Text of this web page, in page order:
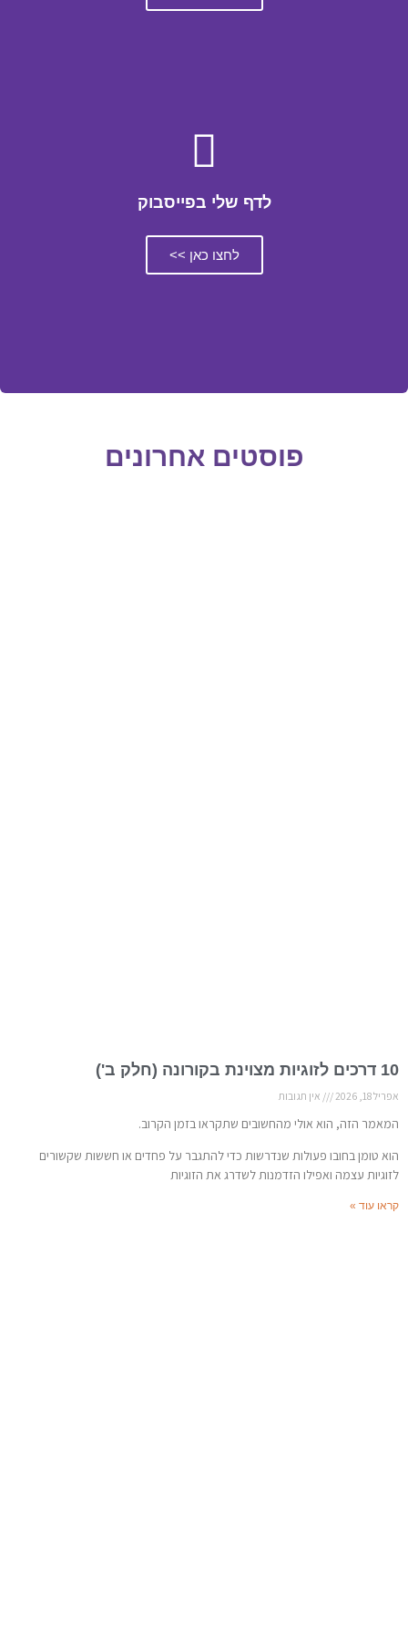
לדף שלי בפייסבוק
לחצו כאן >>
פוסטים אחרונים
10 דרכים לזוגיות מצוינת בקורונה (חלק ב')
אפריל 18, 2026 אין תגובות
המאמר הזה, הוא אולי מהחשובים שתקראו בזמן הקרוב.
הוא טומן בחובו פעולות שנדרשות כדי להתגבר על פחדים או חששות שקשורים
לזוגיות עצמה ואפילו הזדמנות לשדרג את הזוגיות
קראו עוד »